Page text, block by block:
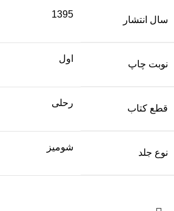
سال انتشار
1395
نوبت چاپ
اول
قطع کتاب
رحلی
نوع جلد
شومیز